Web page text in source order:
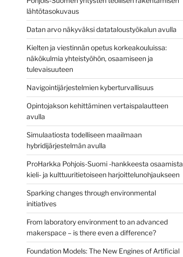
lähtötasokuvaus
Datan arvo näkyväksi datataloustyökalun avulla
Kielten ja viestinnän opetus korkeakouluissa:
näkökulmia yhteistyöhön, osaamiseen ja
tulevaisuuteen
Navigointijärjestelmien kyberturvallisuus
Opintojakson kehittäminen vertaispalautteen
avulla
Simulaatiosta todelliseen maailmaan
hybridijärjestelmän avulla
ProHarkka Pohjois-Suomi -hankkeesta osaamista
kieli- ja kulttuuritietoiseen harjoittelunohjaukseen
Sparking changes through environmental
initiatives
From laboratory environment to an advanced
makerspace – is there even a difference?
Foundation Models: The New Engines of Artificial